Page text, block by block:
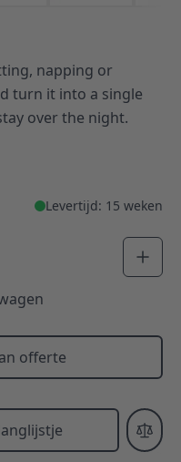
napping or
turn it into a single
over the night.
Levertijd: 15 weken
offerte